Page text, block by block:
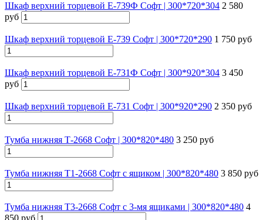
Шкаф верхний торцевой Е-739Ф Софт | 300*720*304 2 580
руб
Шкаф верхний торцевой Е-739 Софт | 300*720*290 1 750 руб
Шкаф верхний торцевой Е-731Ф Софт | 300*920*304 3 450
руб
Шкаф верхний торцевой E-731 Софт | 300*920*290 2 350 руб
Тумба нижняя Т-2668 Софт | 300*820*480 3 250 руб
Тумба нижняя Т1-2668 Софт с ящиком | 300*820*480 3 850 руб
Тумба нижняя Т3-2668 Софт с 3-мя ящиками | 300*820*480 4